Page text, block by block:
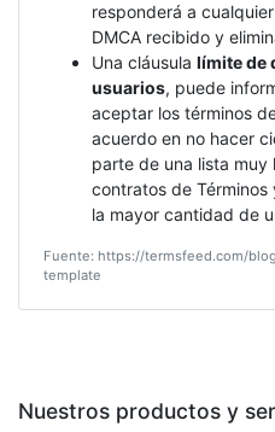
responderá a
DMCA recibido y
Una cláusula límite de
usuarios, puede
aceptar los términos
acuerdo en no hacer
parte de una lista muy
contratos de
la mayor cantidad de
Fuente: https://termsfeed.com/
template
Nuestros productos y